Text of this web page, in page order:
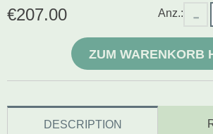
€207.00 Anz.:
ZUM WARENKORB
DESCRIPTION